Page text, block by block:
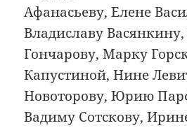
Афанасьеву, Елене
Владиславу
Гончарову, Марку
Капустиной, Нине
Новоторову, Юрию
Вадиму Сотскову,